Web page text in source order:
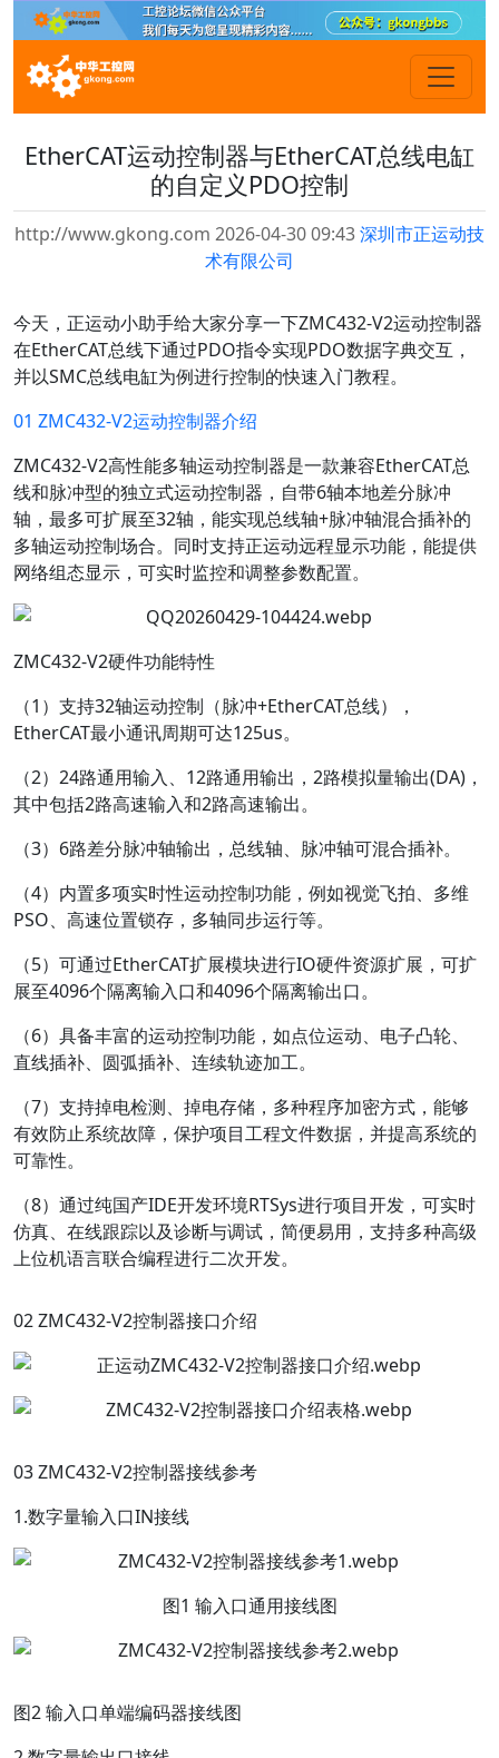
EtherCAT运动控制器与EtherCAT总线电缸
的自定义PDO控制
http://www.gkong.com 2026-04-30 09:43深圳市正运动技
术有限公司
今天，正运动小助手给大家分享一下ZMC432-V2运动控制器
在EtherCAT总线下通过PDO指令实现PDO数据字典交互，
并以SMC总线电缸为例进行控制的快速入门教程。
01 ZMC432-V2运动控制器介绍
ZMC432-V2高性能多轴运动控制器是一款兼容EtherCAT总
线和脉冲型的独立式运动控制器，自带6轴本地差分脉冲
轴，最多可扩展至32轴，能实现总线轴+脉冲轴混合插补的
多轴运动控制场合。同时支持正运动远程显示功能，能提供
网络组态显示，可实时监控和调整参数配置。
ZMC432-V2硬件功能特性
（1）支持32轴运动控制（脉冲+EtherCAT总线），
EtherCAT最小通讯周期可达125us。
（2）24路通用输入、12路通用输出，2路模拟量输出(DA)，
其中包括2路高速输入和2路高速输出。
（3）6路差分脉冲轴输出，总线轴、脉冲轴可混合插补。
（4）内置多项实时性运动控制功能，例如视觉飞拍、多维
PSO、高速位置锁存，多轴同步运行等。
（5）可通过EtherCAT扩展模块进行IO硬件资源扩展，可扩
展至4096个隔离输入口和4096个隔离输出口。
（6）具备丰富的运动控制功能，如点位运动、电子凸轮、
直线插补、圆弧插补、连续轨迹加工。
（7）支持掉电检测、掉电存储，多种程序加密方式，能够
有效防止系统故障，保护项目工程文件数据，并提高系统的
可靠性。
（8）通过纯国产IDE开发环境RTSys进行项目开发，可实时
仿真、在线跟踪以及诊断与调试，简便易用，支持多种高级
上位机语言联合编程进行二次开发。
02 ZMC432-V2控制器接口介绍
03 ZMC432-V2控制器接线参考
1.数字量输入口IN接线
图1 输入口通用接线图
图2 输入口单端编码器接线图